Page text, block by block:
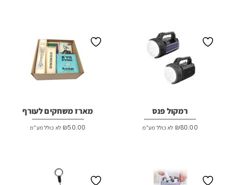
רמקול פנס
₪80.00 לא כולל מע"מ
מארז משחקים לעורף
₪50.00 לא כולל מע"מ